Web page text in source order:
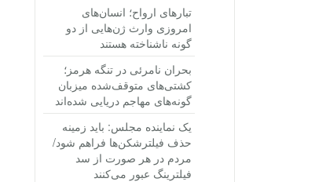
تبارهای ارواح؛ انسان‌های
امروزی وارث ژن‌هایی از دو
گونه ناشناخته هستند
بحران نامرئی در تنگه هرمز؛
کشتی‌های متوقف‌شده میزبان
گونه‌های مهاجم دریایی شده‌اند
یک نماینده مجلس: باید زمینه
حذف فیلترشکن‌ها فراهم شود/
مردم در هر صورت از سد
فیلترینگ عبور می‌کنند